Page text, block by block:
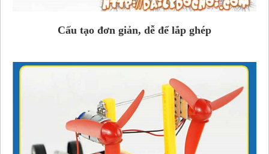
Cấu tạo đơn giản, dễ để lắp ghép